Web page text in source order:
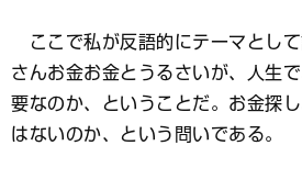
ここで私が反語的にテーマとし
さんお金お金とうるさいが、人生
要なのか、ということだ。お金探
はないのか、という問いである。